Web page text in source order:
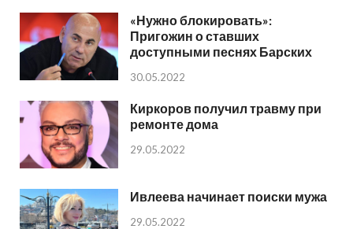
«Нужно блокировать»:
Пригожин о ставших
доступными песнях Барских
30.05.2022
Киркоров получил травму при
ремонте дома
29.05.2022
Ивлеева начинает поиски мужа
29.05.2022